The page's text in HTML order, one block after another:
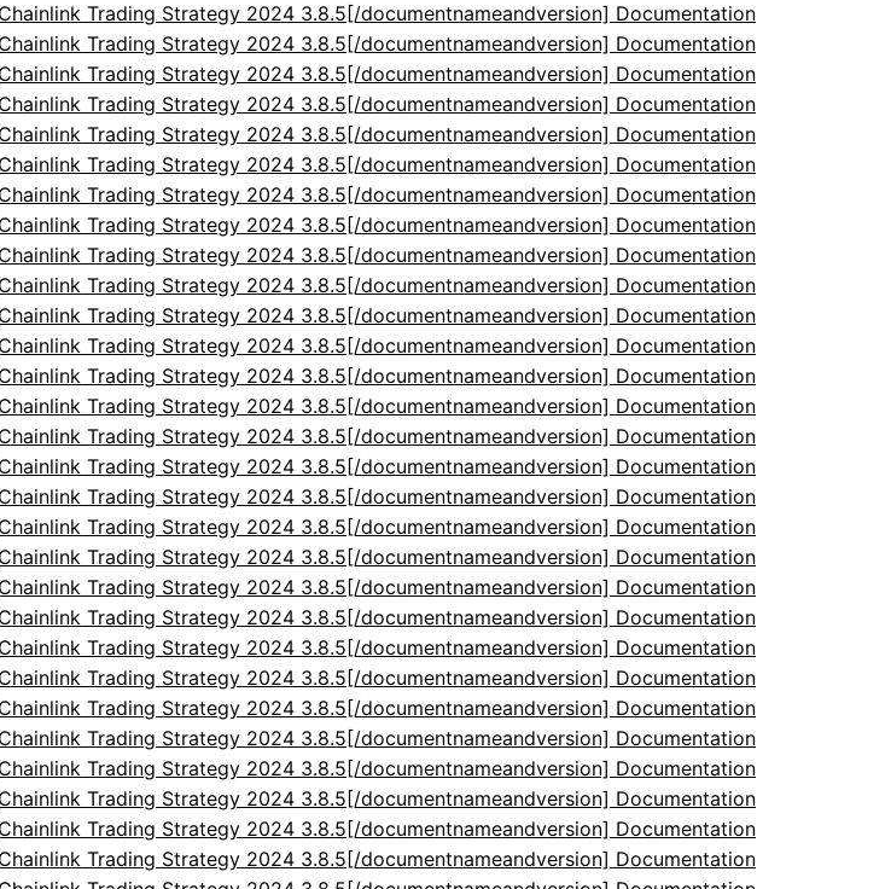
Trading Strategy 2024 3.8.5[/documentnameandversion] Documentation
Trading Strategy 2024 3.8.5[/documentnameandversion] Documentation
Trading Strategy 2024 3.8.5[/documentnameandversion] Documentation
Trading Strategy 2024 3.8.5[/documentnameandversion] Documentation
Trading Strategy 2024 3.8.5[/documentnameandversion] Documentation
Trading Strategy 2024 3.8.5[/documentnameandversion] Documentation
Trading Strategy 2024 3.8.5[/documentnameandversion] Documentation
Trading Strategy 2024 3.8.5[/documentnameandversion] Documentation
Trading Strategy 2024 3.8.5[/documentnameandversion] Documentation
Trading Strategy 2024 3.8.5[/documentnameandversion] Documentation
Trading Strategy 2024 3.8.5[/documentnameandversion] Documentation
Trading Strategy 2024 3.8.5[/documentnameandversion] Documentation
Trading Strategy 2024 3.8.5[/documentnameandversion] Documentation
Trading Strategy 2024 3.8.5[/documentnameandversion] Documentation
Trading Strategy 2024 3.8.5[/documentnameandversion] Documentation
Trading Strategy 2024 3.8.5[/documentnameandversion] Documentation
Trading Strategy 2024 3.8.5[/documentnameandversion] Documentation
Trading Strategy 2024 3.8.5[/documentnameandversion] Documentation
Trading Strategy 2024 3.8.5[/documentnameandversion] Documentation
Trading Strategy 2024 3.8.5[/documentnameandversion] Documentation
Trading Strategy 2024 3.8.5[/documentnameandversion] Documentation
Trading Strategy 2024 3.8.5[/documentnameandversion] Documentation
Trading Strategy 2024 3.8.5[/documentnameandversion] Documentation
Trading Strategy 2024 3.8.5[/documentnameandversion] Documentation
Trading Strategy 2024 3.8.5[/documentnameandversion] Documentation
Trading Strategy 2024 3.8.5[/documentnameandversion] Documentation
Trading Strategy 2024 3.8.5[/documentnameandversion] Documentation
Trading Strategy 2024 3.8.5[/documentnameandversion] Documentation
Trading Strategy 2024 3.8.5[/documentnameandversion] Documentation